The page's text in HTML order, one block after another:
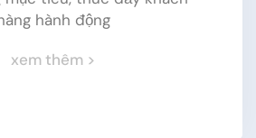
hiệu tạo động lực kết nối
hành động
xem thêm >